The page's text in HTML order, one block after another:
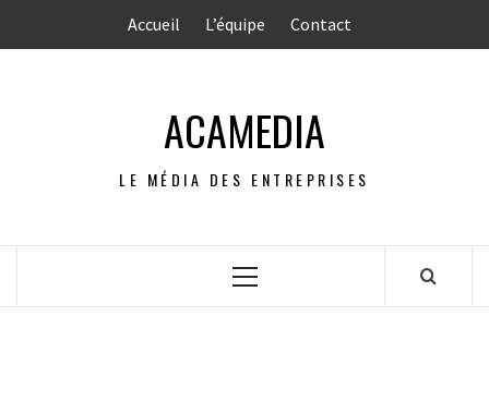
Accueil L’équipe Contact
ACAMEDIA
LE MÉDIA DES ENTREPRISES
Menu